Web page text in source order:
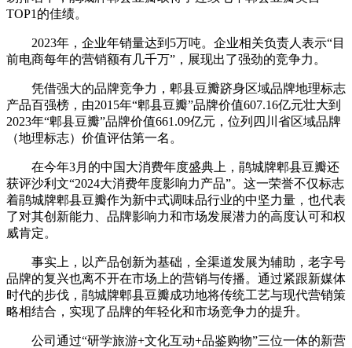
TOP1的佳绩。
2023年，企业年销量达到5万吨。企业相关负责人表示“目
前电商每年的营销额有几千万”，展现出了强劲的竞争力。
凭借强大的品牌竞争力，郫县豆瓣跻身区域品牌地理标志
产品百强榜，由2015年“郫县豆瓣”品牌价值607.16亿元壮大到
2023年“郫县豆瓣”品牌价值661.09亿元，位列四川省区域品牌
（地理标志）价值评估第一名。
在今年3月的中国大消费年度盛典上，鹃城牌郫县豆瓣还
获评沙利文“2024大消费年度影响力产品”。这一荣誉不仅标志
着鹃城牌郫县豆瓣作为新中式调味品行业的中坚力量，也代表
了对其创新能力、品牌影响力和市场发展潜力的高度认可和权
威肯定。
事实上，以产品创新为基础，全渠道发展为辅助，老字号
品牌的复兴也离不开在市场上的营销与传播。通过紧跟新媒体
时代的步伐，鹃城牌郫县豆瓣成功地将传统工艺与现代营销策
略相结合，实现了品牌的年轻化和市场竞争力的提升。
公司通过“研学旅游+文化互动+品鉴购物”三位一体的新营